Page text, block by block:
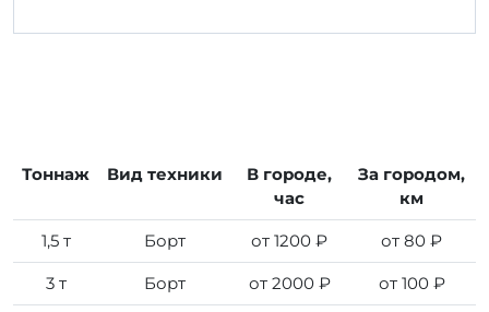
Тоннаж Вид техники
В городе,
час
За городом,
км
1,5 т Борт от 1200 ₽ от 80 ₽
3 т Борт от 2000 ₽ от 100 ₽